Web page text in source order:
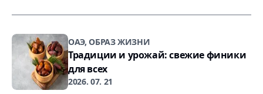
ОАЭ, ОБРАЗ ЖИЗНИ
Традиции и урожай: свежие финики
для всех
2026. 07. 21